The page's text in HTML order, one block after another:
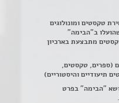
טקסטים ומונולוגים
3500 מחזות, שהועלו ב"הבימה"
מתבצעת בארכיון
(ספרים, טקסטים,
תיעודיים והיסטוריים)
"הבימה" בפרט
.